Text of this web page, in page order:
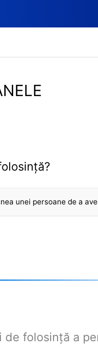
unei persoane de a
folosință a